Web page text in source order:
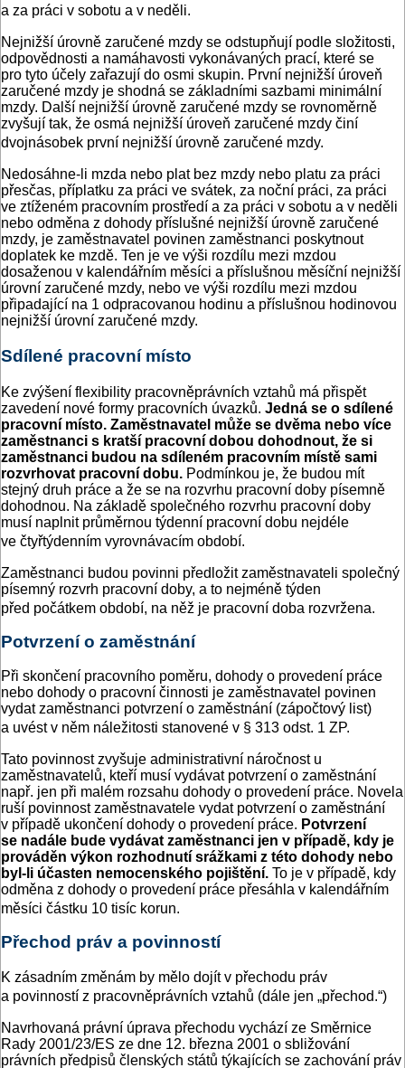
a za práci v sobotu a v neděli.
Nejnižší úrovně zaručené mzdy se odstupňují podle složitosti,
odpovědnosti a namáhavosti vykonávaných prací, které se
pro tyto účely zařazují do osmi skupin. První nejnižší úroveň
zaručené mzdy je shodná se základními sazbami minimální
mzdy. Další nejnižší úrovně zaručené mzdy se rovnoměrně
zvyšují tak, že osmá nejnižší úroveň zaručené mzdy činí
dvojnásobek první nejnižší úrovně zaručené mzdy.
Nedosáhne-li mzda nebo plat bez mzdy nebo platu za práci
přesčas, příplatku za práci ve svátek, za noční práci, za práci
ve ztíženém pracovním prostředí a za práci v sobotu a v neděli
nebo odměna z dohody příslušné nejnižší úrovně zaručené
mzdy, je zaměstnavatel povinen zaměstnanci poskytnout
doplatek ke mzdě. Ten je ve výši rozdílu mezi mzdou
dosaženou v kalendářním měsíci a příslušnou měsíční nejnižší
úrovní zaručené mzdy, nebo ve výši rozdílu mezi mzdou
připadající na 1 odpracovanou hodinu a příslušnou hodinovou
nejnižší úrovní zaručené mzdy.
Sdílené pracovní místo
Ke zvýšení flexibility pracovněprávních vztahů má přispět
zavedení nové formy pracovních úvazků. Jedná se o sdílené
pracovní místo. Zaměstnavatel může se dvěma nebo více
zaměstnanci s kratší pracovní dobou dohodnout, že si
zaměstnanci budou na sdíleném pracovním místě sami
rozvrhovat pracovní dobu. Podmínkou je, že budou mít
stejný druh práce a že se na rozvrhu pracovní doby písemně
dohodnou. Na základě společného rozvrhu pracovní doby
musí naplnit průměrnou týdenní pracovní dobu nejdéle
ve čtyřtýdenním vyrovnávacím období.
Zaměstnanci budou povinni předložit zaměstnavateli společný
písemný rozvrh pracovní doby, a to nejméně týden
před počátkem období, na něž je pracovní doba rozvržena.
Potvrzení o zaměstnání
Při skončení pracovního poměru, dohody o provedení práce
nebo dohody o pracovní činnosti je zaměstnavatel povinen
vydat zaměstnanci potvrzení o zaměstnání (zápočtový list)
a uvést v něm náležitosti stanovené v § 313 odst. 1 ZP.
Tato povinnost zvyšuje administrativní náročnost u
zaměstnavatelů, kteří musí vydávat potvrzení o zaměstnání
např. jen při malém rozsahu dohody o provedení práce. Novela
ruší povinnost zaměstnavatele vydat potvrzení o zaměstnání
v případě ukončení dohody o provedení práce. Potvrzení
se nadále bude vydávat zaměstnanci jen v případě, kdy je
prováděn výkon rozhodnutí srážkami z této dohody nebo
byl-li účasten nemocenského pojištění. To je v případě, kdy
odměna z dohody o provedení práce přesáhla v kalendářním
měsíci částku 10 tisíc korun.
Přechod práv a povinností
K zásadním změnám by mělo dojít v přechodu práv
a povinností z pracovněprávních vztahů (dále jen „přechod.“)
Navrhovaná právní úprava přechodu vychází ze Směrnice
Rady 2001/23/ES ze dne 12. března 2001 o sbližování
právních předpisů členských států týkajících se zachování práv